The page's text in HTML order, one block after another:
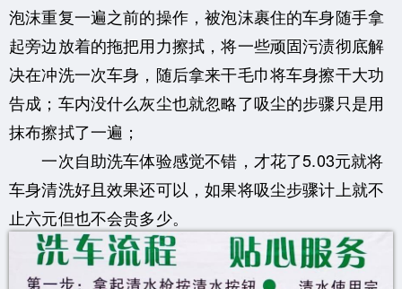
泡沫重复一遍之前的操作，被泡沫裹住的车身随手拿
起旁边放着的拖把用力擦拭，将一些顽固污渍彻底解
决在冲洗一次车身，随后拿来干毛巾将车身擦干大功
告成；车内没什么灰尘也就忽略了吸尘的步骤只是用
抹布擦拭了一遍；
一次自助洗车体验感觉不错，才花了5.03元就将
车身清洗好且效果还可以，如果将吸尘步骤计上就不
止六元但也不会贵多少。